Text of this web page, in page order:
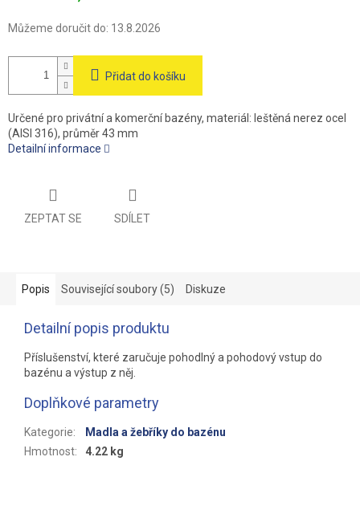
Můžeme doručit do: 13.8.2026
Přidat do košíku
Určené pro privátní a komerční bazény, materiál: leštěná nerez ocel
(AISI 316), průměr 43 mm
Detailní informace
ZEPTAT SE SDÍLET
Popis Související soubory (5) Diskuze
Detailní popis produktu
Příslušenství, které zaručuje pohodlný a pohodový vstup do
bazénu a výstup z něj.
Doplňkové parametry
Kategorie:
Madla a žebříky do bazénu
Hmotnost: 4.22 kg